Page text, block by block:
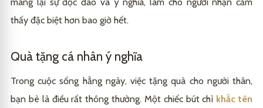
thấy đặc biệt hơn bao giờ hết.
Quà tặng cá nhân ý nghĩa
Trong cuộc sống hằng ngày, việc tặng quà cho người thân,
bạn bè là điều rất thông thường. Một chiếc bút chì khắc tên